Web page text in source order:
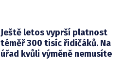
Ještě letos vyprší platnost
téměř 300 tisíc řidičáků. Na
úřad kvůli výměně nemusíte